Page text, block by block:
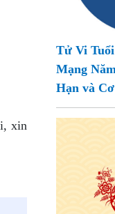
xin
Tử Vi
Mạng
Hạn và